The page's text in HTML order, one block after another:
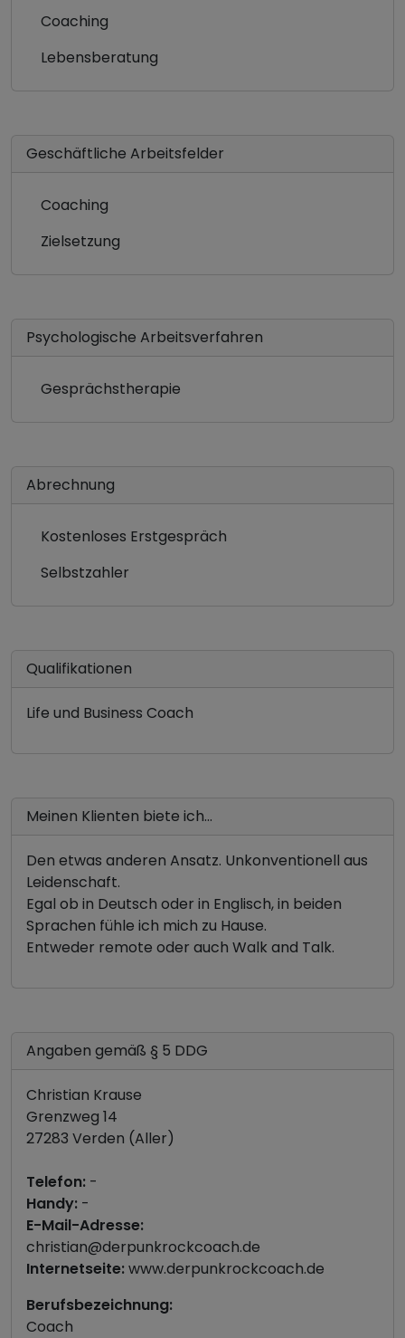
Coaching
Lebensberatung
Geschäftliche Arbeitsfelder
Coaching
Zielsetzung
Psychologische Arbeitsverfahren
Gesprächstherapie
Abrechnung
Kostenloses Erstgespräch
Selbstzahler
Qualifikationen
Life und Business Coach
Meinen Klienten biete ich...
Den etwas anderen Ansatz. Unkonventionell aus
Leidenschaft.
Egal ob in Deutsch oder in Englisch, in beiden
Sprachen fühle ich mich zu Hause.
Entweder remote oder auch Walk and Talk.
Angaben gemäß § 5 DDG
Christian Krause
Grenzweg 14
27283 Verden (Aller)
Telefon: -
Handy: -
E-Mail-Adresse:
christian@derpunkrockcoach.de
Internetseite:www.derpunkrockcoach.de
Berufsbezeichnung:
Coach